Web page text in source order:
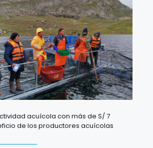
acuícola con más de S/ 7
de los productores acuícolas